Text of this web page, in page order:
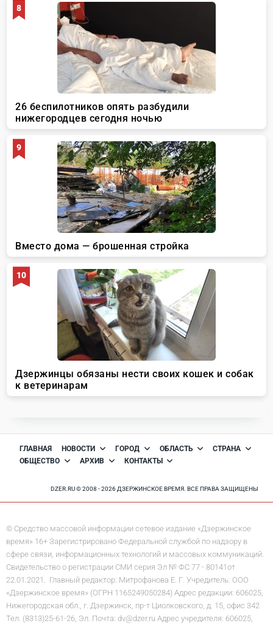
ГЛАВНАЯ НОВОСТИ ГОРОД ОБЛАСТЬ
СТРАНА
ОБЩЕСТВО
АРХИВ КОНТАКТЫ
DZER.RU © 2008 - 2026 ДЗЕРЖИНСКОЕ ВРЕМЯ. ВСЕ ПРАВА ЗАЩИЩЕНЫ
© Средство массовой информации сетевое издание «Дзержинское
время» 16+ Зарегистрировано Федеральной службой по надзору в
сфере связи, информационных технологий и массовых коммуникаций.
Свидетельство о регистрации СМИ серия Эл № ФС 77 - 80141от
22.01.2021. Главный редактор: Митрофанова Е. Г. Учредитель: ООО
«Дзержинское время» (ОГРН 1165249050284) Адрес редакции: 606025,
Нижегородская обл., г. Дзержинск, пр-т Циолковского, д. 15, офис 342
Тел. (8313)25-61-26, Эл. Почта: dv@dzer.ru Адрес учредителя: 606025,